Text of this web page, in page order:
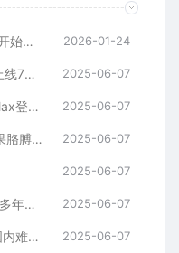
苹果与英特尔重启合作！2028年开始代工iPhone的A22芯片 2026-01-24
腾讯又一产品宣布停止运营，已上线7年多！ 2025-06-07
中国最畅销手机：iPhone15ProMax登顶，华为Mate60 Pro排名第二 2025-06-07
欧盟牛逼！USB-C终于统一，苹果胳膊拗不过大腿 2025-06-07
2025-06-07
王者荣耀微信、QQ终于互通了！多年的世纪难题解决了 2025-06-07
iPhone17Air替代Plus，3大缺陷国内难大卖 2025-06-07